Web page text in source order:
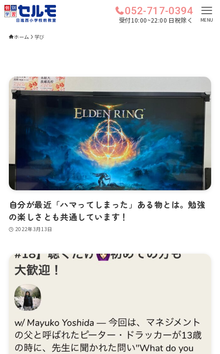
052-717-0394
受付10:00~22:00 日祝除く MENU
ホーム 学び
自分が最近「ハマってしまった」ある物とは。勉強
の楽しさとも共通しています！
2022年3月13日